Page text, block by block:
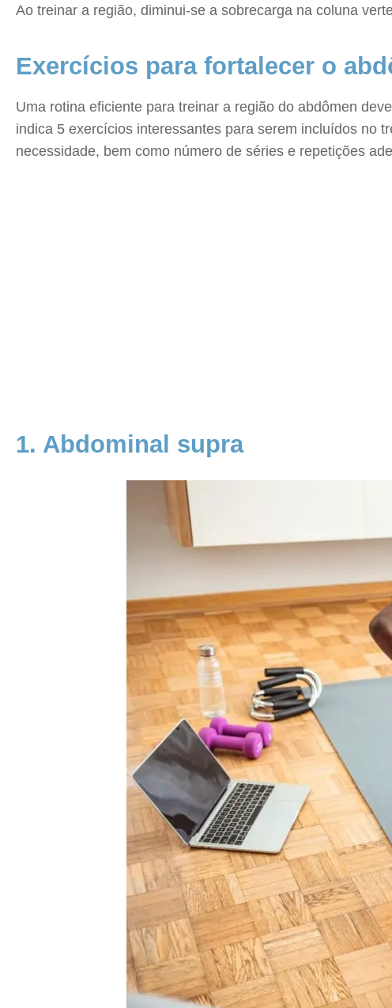
Ao treinar a região, diminui-se a sobrecarga na coluna
Exercícios para fortalecer o
Uma rotina eficiente para treinar a região do abdômen
indica 5 exercícios interessantes para serem incluídos no
necessidade, bem como número de séries e repetições
1. Abdominal supra